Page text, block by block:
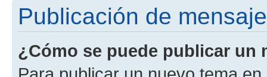
Publicación de
¿Cómo se puede publicar un